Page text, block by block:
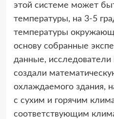
этой системе может
температуры, на 3-5
температуры
основу собранные
данные, исследователи
создали
охлаждаемого здания,
с сухим и горячим
соответствующим